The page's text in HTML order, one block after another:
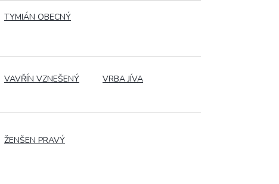
TYMIÁN OBECNÝ
VAVŘÍN VZNEŠENÝ VRBA JÍVA
ŽENŠEN PRAVÝ